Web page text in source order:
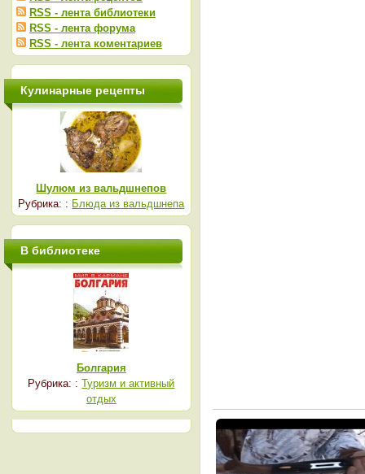
RSS - лента библиотеки
RSS - лента форума
RSS - лента коментариев
Кулинарные рецепты
Шулюм из вальдшнепов
Рубрика: : Блюда из вальдшнепа
В библиотеке
Болгария
Рубрика: :Туризм и активный
отдых